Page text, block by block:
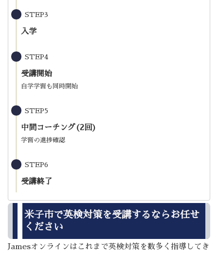
STEP3
入学
STEP4
受講開始
自学学習も同時開始
STEP5
中間コーチング(2回)
学習の進捗確認
STEP6
受講終了
米子市で英検対策を受講するならお任せ
ください
Jamesオンラインはこれまで英検対策を数多く指導してき